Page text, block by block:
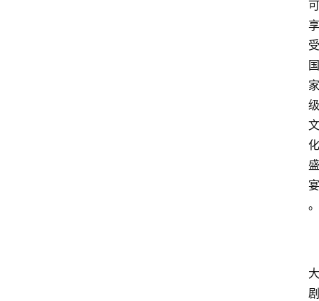
可
享
受
国
家
级
文
化
盛
宴
。
大
剧